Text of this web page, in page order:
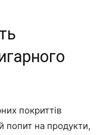
покриттів
попит на продукти,